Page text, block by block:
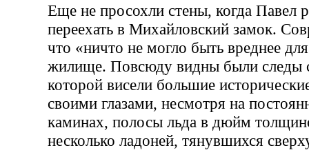
Еще не просохли стены, когда Павел
переехать в Михайловский замок.
что «ничто не могло быть вреднее
жилище. Повсюду видны были следы
которой висели большие
своими глазами, несмотря на
каминах, полосы льда в дюйм
несколько ладоней, тянувшихся